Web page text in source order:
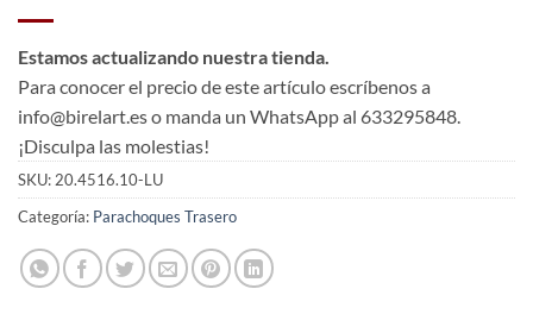
Estamos actualizando nuestra tienda.
Para conocer el precio de este artículo escríbenos a
info@birelart.es o manda un WhatsApp al 633295848.
¡Disculpa las molestias!
SKU: 20.4516.10-LU
Categoría: Parachoques Trasero